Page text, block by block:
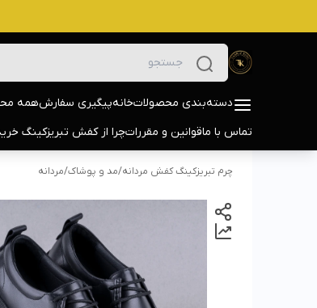
دسته‌بندی محصولاتخانهپیگیری سفارشهمه
تماس با ماقوانین و مقرراتچرا از کفش تبریزکینگ
چرم تبریزکینگ کفش مردانه/مد و پوشاک/مردانه